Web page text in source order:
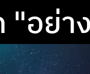
"อย่